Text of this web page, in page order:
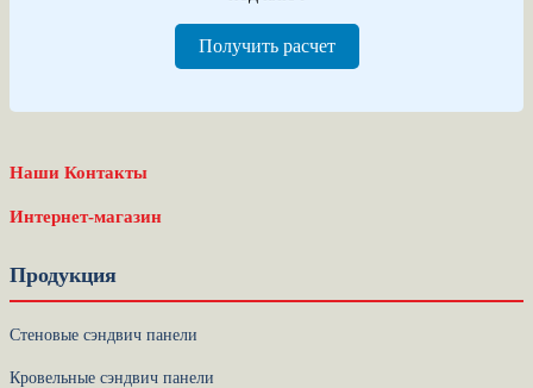
Получить расчет
Наши Контакты
Интернет-магазин
Продукция
Стеновые сэндвич панели
Кровельные сэндвич панели